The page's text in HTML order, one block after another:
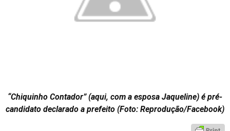
“Chiquinho Contador” (aqui, com a esposa Jaqueline) é pré-
candidato declarado a prefeito (Foto: Reprodução/Facebook)